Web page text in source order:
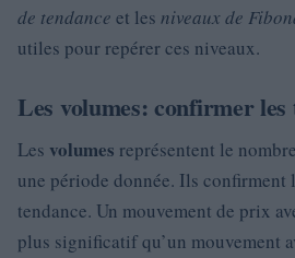
de tendance et les niveaux de
utiles pour repérer ces niveaux.
Les volumes: confirmer les
Les volumes représentent le
une période donnée. Ils confirment
tendance. Un mouvement de prix
plus significatif qu’un mouvement